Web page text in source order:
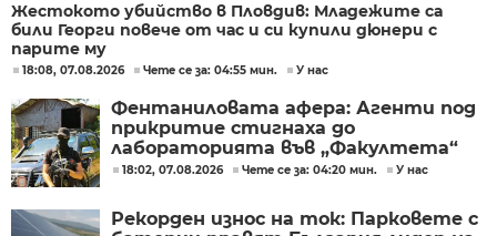
Жестокото убийство в Пловдив: Младежите са
били Георги повече от час и си купили дюнери с
парите му
18:08, 07.08.2026 Чете се за: 04:55 мин. У нас
Фентаниловата афера: Агенти под
прикритие стигнаха до
лабораторията във „Факултета“
18:02, 07.08.2026 Чете се за: 04:20 мин. У нас
Рекорден износ на ток: Парковете с